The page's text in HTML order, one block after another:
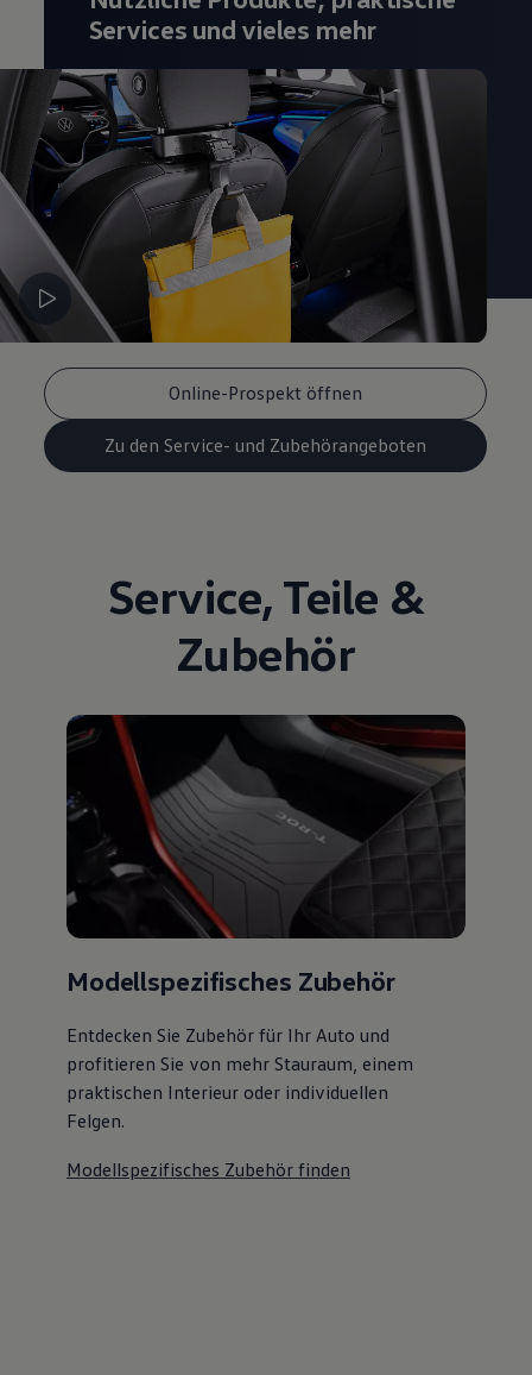
Magazin
Lifestyle
Transport
Familie
Elektromobilität
Volkswagen R
Pannen- und Unfallhilfe
Volkswagen Kundenbetreuung
Online-Prospekt öffnen
Zu den Service- und Zubehörangeboten
Services und vieles mehr
Service, Teile &
Zubehör
Modellspezifisches Zubehör
Entdecken Sie Zubehör für Ihr Auto und
profitieren Sie von mehr Stauraum, einem
praktischen Interieur oder individuellen
Felgen.
Modellspezifisches Zubehör finden